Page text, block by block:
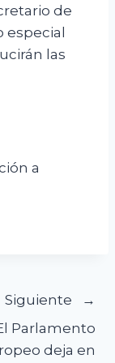
de
especial
las
a
Siguiente
Parlamento
deja en